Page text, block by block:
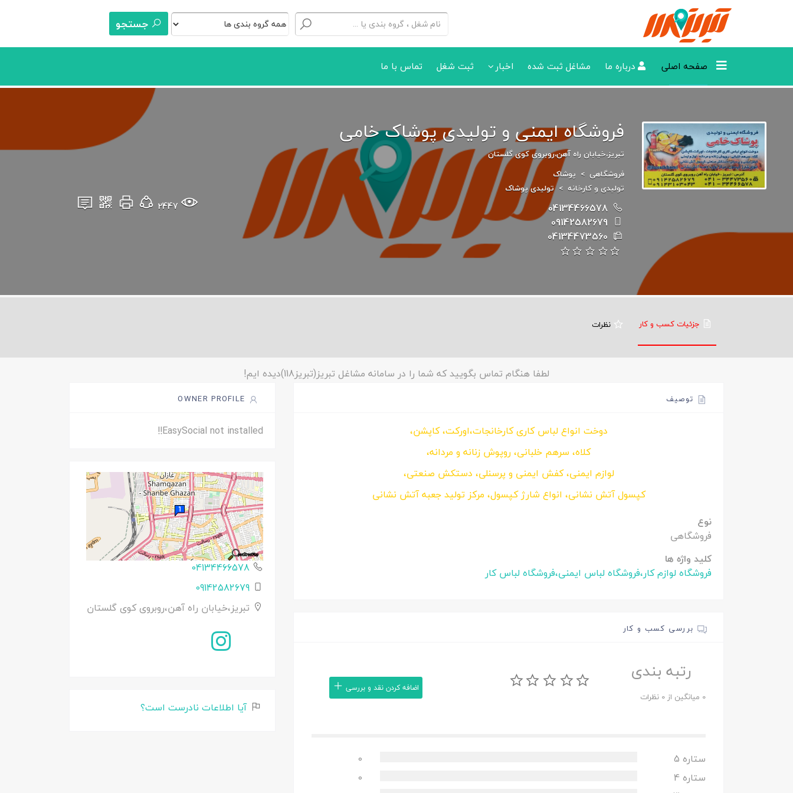
جستجو
صفحه اصلی درباره ما مشاغل ثبت شده اخبار ثبت شغل تماس با ما
فروشگاه ایمنی و تولیدی پوشاک خامی
تبریز،خیابان راه آهن،روبروی کوی گلستان
فروشگاهی> پوشاک
تولیدی و کارخانه>تولیدی پوشاک
04134466578
09142582679
2447
جزئیات کسب و کار نظرات
لطفا هنگام تماس بگویید که شما را در سامانه مشاغل تبریز(تبریز118)دیده ایم!
توصیف
دوخت انواع لباس کاری کارخانجات،اورکت، کاپشن،
کلاه، سرهم خلبانی، روپوش زنانه و مردانه،
لوازم ایمنی، کفش ایمنی و پرسنلی، دستکش صنعتی،
کپسول آتش نشانی، انواع شارژ کپسول، مرکز تولید جعبه آتش نشانی
نوع
فروشگاهی
کلید واژه ها
فروشگاه لوازم کار،فروشگاه لباس ایمنی،فروشگاه لباس کار
بررسی کسب و کار
رتبه بندی
0 میانگین از 0 نظرات
اضافه کردن نقد و بررسی
ستاره 5
0
ستاره 4
0
EasySocial not installed!!
04134466578
09142582679
تبریز،خیابان راه آهن،روبروی کوی گلستان
آیا اطلاعات نادرست است؟